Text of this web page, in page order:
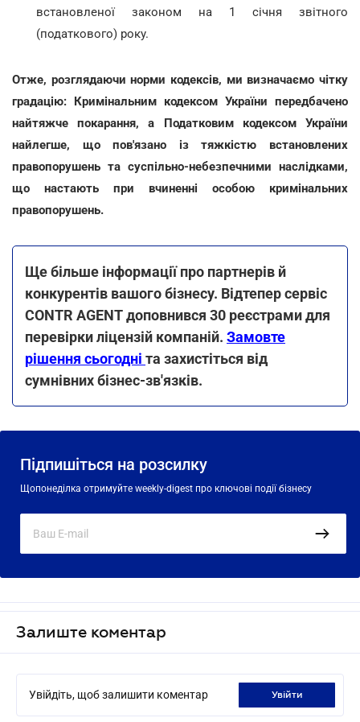
встановленої законом на 1 січня звітного
(податкового) року.
Отже, розглядаючи норми кодексів, ми визначаємо чітку
градацію: Кримінальним кодексом України передбачено
найтяжче покарання, а Податковим кодексом України
найлегше, що пов'язано із тяжкістю встановлених
правопорушень та суспільно-небезпечними наслідками,
що настають при вчиненні особою кримінальних
правопорушень.
Ще більше інформації про партнерів й
конкурентів вашого бізнесу. Відтепер сервіс
CONTR AGENT доповнився 30 реєстрами для
перевірки ліцензій компаній. Замовте
рішення сьогодні та захистіться від
сумнівних бізнес-зв'язків.
Підпишіться на розсилку
Щопонеділка отримуйте weekly-digest про ключові події бізнесу
Залиште коментар
Увійдіть, щоб залишити коментар увійти